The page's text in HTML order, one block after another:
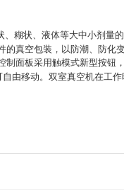
糊状、液体等大中小剂量
真空包装，以防潮、防化
面板采用触模式新型按钮
自由移动。双室真空机在工